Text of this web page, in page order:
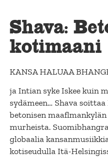
Shava:
kotimaani
KANSA HALUAA
ja Intian syke Iskee kuin
sydämeen… Shava
betonisen
murheista.
globaalia
kotiseudulla Itä-